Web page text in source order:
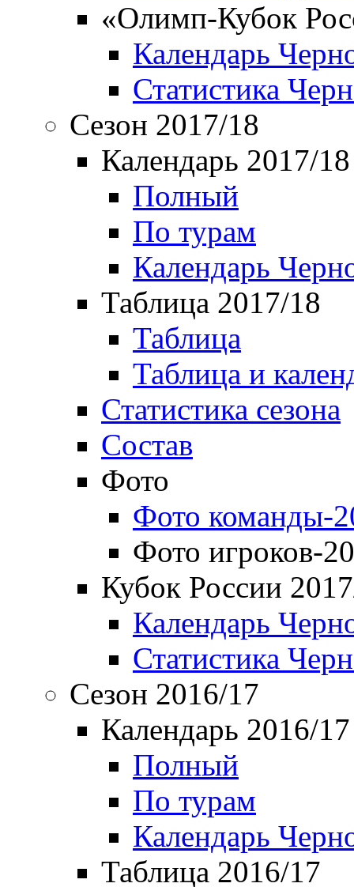
«Олимп-Кубок
Календарь
Статистика
Сезон 2017/18
Календарь 2017/18
Полный
По турам
Календарь
Таблица 2017/18
Таблица
Таблица и
Статистика сезона
Состав
Фото
Фото команды-
Фото игроков-
Кубок России
Календарь
Статистика
Сезон 2016/17
Календарь 2016/17
Полный
По турам
Календарь
Таблица 2016/17